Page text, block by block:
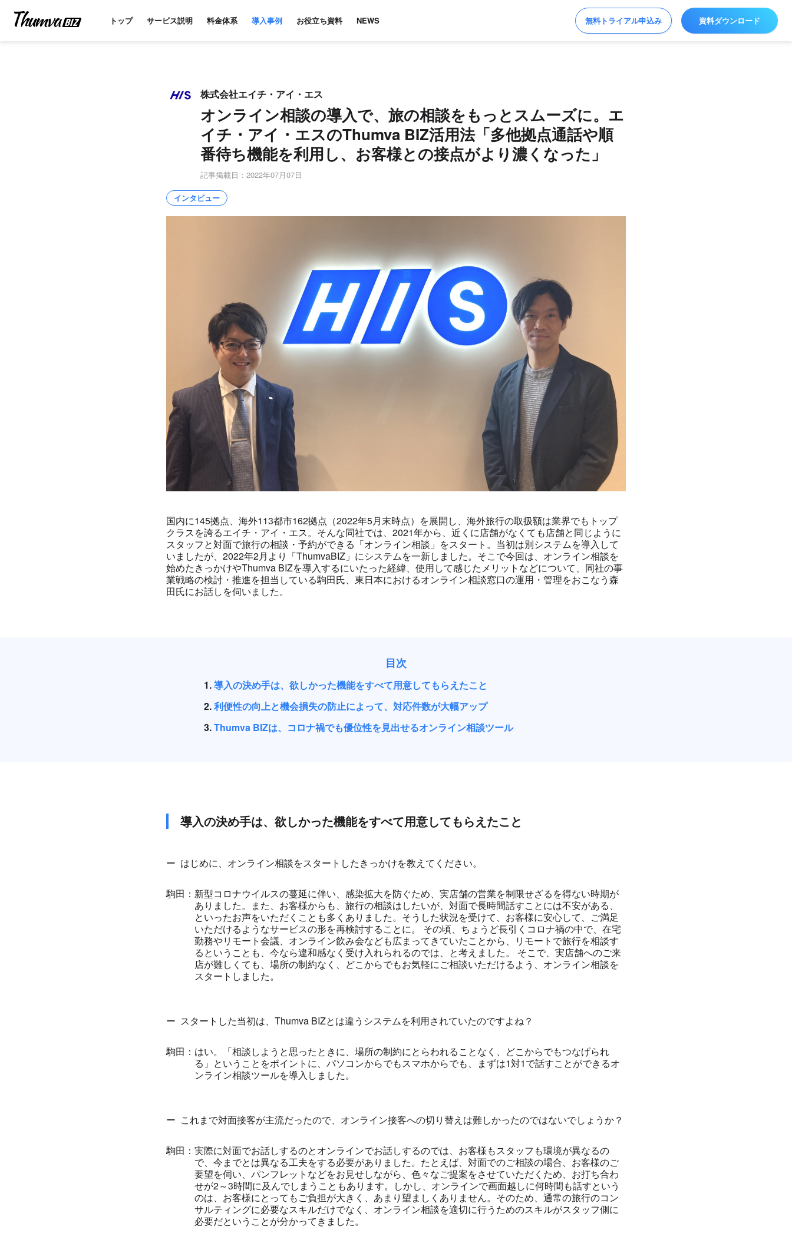
トップ サービス説明 料金体系 導入事例 お役立ち資料 NEWS 無料トライアル申込み 資料ダウンロード
株式会社エイチ・アイ・エス
オンライン相談の導入で、旅の相談をもっとスムーズに。エ
イチ・アイ・エスのThumva BIZ活用法「多他拠点通話や順
番待ち機能を利用し、お客様との接点がより濃くなった」
記事掲載日：2022年07月07日
インタビュー
国内に145拠点、海外113都市162拠点（2022年5月末時点）を展開し、海外旅行の取扱額は業界でもトップ
クラスを誇るエイチ・アイ・エス。そんな同社では、2021年から、近くに店舗がなくても店舗と同じように
スタッフと対面で旅行の相談・予約ができる「オンライン相談」をスタート。当初は別システムを導入して
いましたが、2022年2月より「ThumvaBIZ」にシステムを一新しました。そこで今回は、オンライン相談を
始めたきっかけやThumva BIZを導⼊するにいたった経緯、使⽤して感じたメリットなどについて、同社の事
業戦略の検討・推進を担当している駒田⽒、東日本におけるオンライン相談窓口の運用・管理をおこなう森
田⽒にお話しを伺いました。
目次
導⼊の決め⼿は、欲しかった機能をすべて用意してもらえたこと
利便性の向上と機会損失の防止によって、対応件数が大幅アップ
Thumva BIZは、コロナ禍でも優位性を見出せるオンライン相談ツール
導⼊の決め⼿は、欲しかった機能をすべて用意してもらえたこと
はじめに、オンライン相談をスタートしたきっかけを教えてください。
新型コロナウイルスの蔓延に伴い、感染拡大を防ぐため、実店舗の営業を制限せざるを得ない時期が
ありました。また、お客様からも、旅行の相談はしたいが、対面で長時間話すことには不安がある、
といったお声をいただくことも多くありました。そうした状況を受けて、お客様に安心して、ご満足
いただけるようなサービスの形を再検討することに。 その頃、ちょうど長引くコロナ禍の中で、在宅
勤務やリモート会議、オンライン飲み会なども広まってきていたことから、リモートで旅行を相談す
るということも、今なら違和感なく受け入れられるのでは、と考えました。 そこで、実店舗へのご来
店が難しくても、場所の制約なく、どこからでもお気軽にご相談いただけるよう、オンライン相談を
スタートしました。
スタートした当初は、Thumva BIZとは違うシステムを利用されていたのですよね？
はい。「相談しようと思ったときに、場所の制約にとらわれることなく、どこからでもつなげられ
る」ということをポイントに、パソコンからでもスマホからでも、まずは1対1で話すことができるオ
ンライン相談ツールを導入しました。
これまで対面接客が主流だったので、オンライン接客への切り替えは難しかったのではないでしょうか？
実際に対面でお話しするのとオンラインでお話しするのでは、お客様もスタッフも環境が異なるの
で、今までとは異なる工夫をする必要がありました。たとえば、対面でのご相談の場合、お客様のご
要望を伺い、パンフレットなどをお見せしながら、色々なご提案をさせていただくため、お打ち合わ
せが2～3時間に及んでしまうこともあります。しかし、オンラインで画面越しに何時間も話すという
のは、お客様にとってもご負担が大きく、あまり望ましくありません。そのため、通常の旅行のコン
サルティングに必要なスキルだけでなく、オンライン相談を適切に行うためのスキルがスタッフ側に
必要だということが分かってきました。